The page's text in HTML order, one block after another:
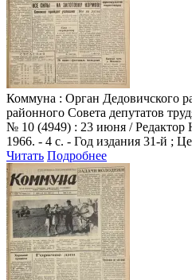
Коммуна : Орган Дедовичского
районного Совета депутатов
№ 10 (4949) : 23 июня /
1966. - 4 с. - Год издания 31-й ;
Читать Подробнее